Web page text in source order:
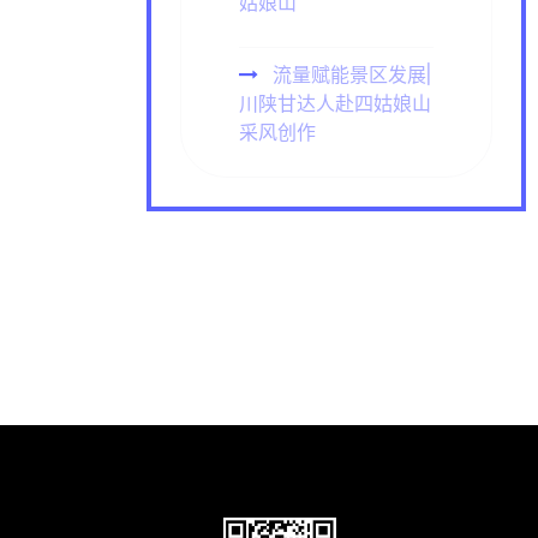
流量赋能景区发展|
川陕甘达人赴四姑娘山
采风创作